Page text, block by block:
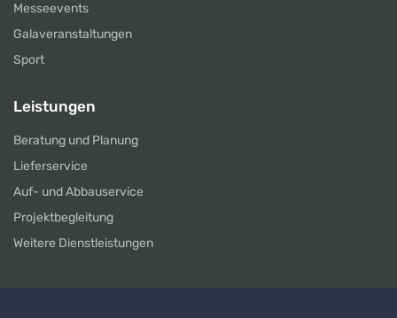
Messeevents
Galaveranstaltungen
Sport
Leistungen
Beratung und Planung
Lieferservice
Auf- und Abbauservice
Projektbegleitung
Weitere Dienstleistungen